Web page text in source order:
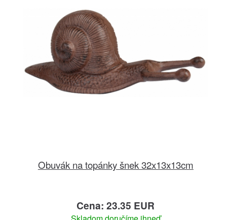
Obuvák na topánky šnek 32x13x13cm
Cena: 23.35 EUR